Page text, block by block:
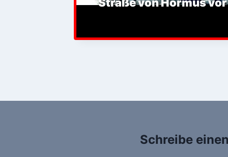
Straße von Hormus vor
Schreibe